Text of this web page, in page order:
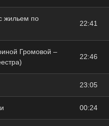
жильем по
22:41
Громовой –
22:46
23:05
00:24